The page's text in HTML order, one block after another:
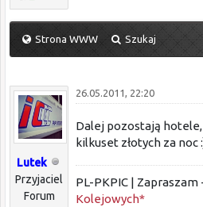
Strona WWW Szukaj
Lutek
Przyjaciel
Forum
26.05.2011, 22:20
Dalej pozostają
kilkuset złotych za
PL-PKPIC | Zapraszam
Kolejowych*